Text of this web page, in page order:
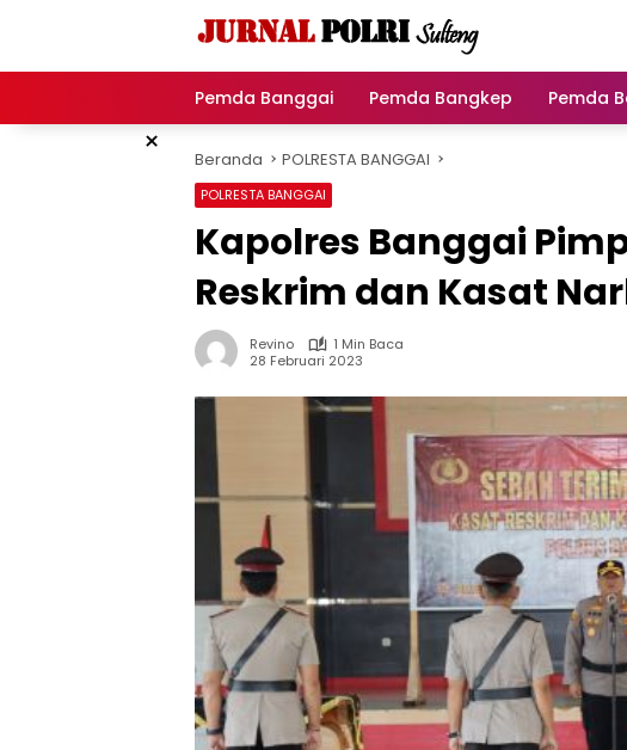
Pemda Banggai Pemda Bangkep Pemda
× Beranda POLRESTA BANGGAI
POLRESTA BANGGAI
Kapolres Banggai
Reskrim dan Kasat
Revino
1 Min Baca
28 Februari 2023